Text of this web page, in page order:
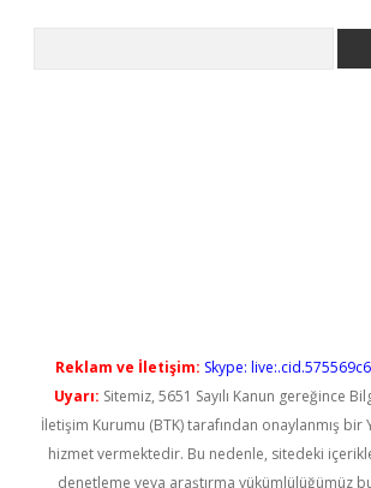
Reklam ve İletişim: Skype:
Uyarı: Sitemiz, 5651 Sayılı Kanun gereğince
İletişim Kurumu (BTK) tarafından onaylanmış bir
hizmet vermektedir. Bu nedenle, sitedeki
denetleme veya araştırma yükümlülüğümüz